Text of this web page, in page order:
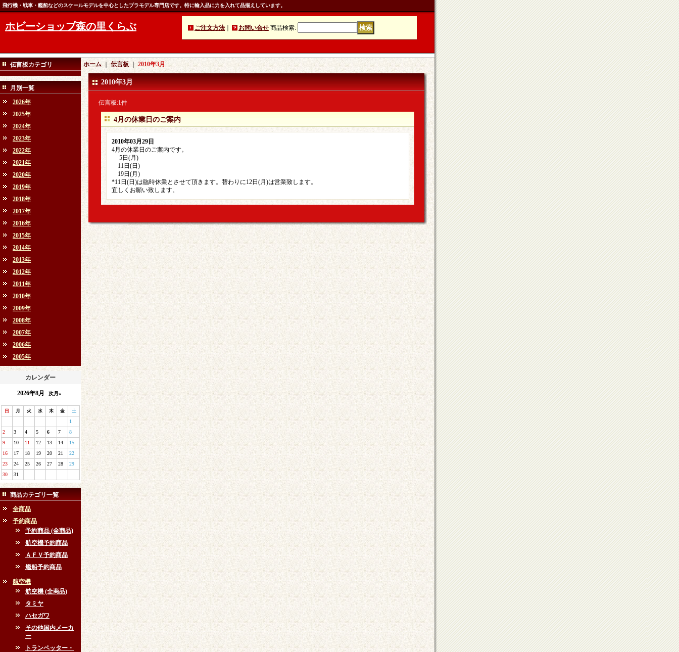
飛行機・戦車・艦船などのスケールモデルを中心としたプラモデル専門店です。特に輸入品に力を入れて品揃えしています。
ホビーショップ森の里くらぶ ご注文方法 お問い合せ 商品検索:
伝言板カテゴリ
月別一覧
2026年
2025年
2024年
2023年
2022年
2021年
2020年
2019年
2018年
2017年
2016年
2015年
2014年
2013年
2012年
2011年
2010年
2009年
2008年
2007年
2006年
2005年
カレンダー
2026年8月 次月»
日 月 火 水 木 金 土
1
2
3 4 5 6 7
8
9
10 11 12 13 14
15
16
17 18 19 20 21
22
23
24 25 26 27 28
29
30
31
商品カテゴリ一覧
全商品
予約商品
予約商品 (全商品)
航空機予約商品
ＡＦＶ予約商品
艦船予約商品
航空機
航空機 (全商品)
タミヤ
ハセガワ
その他国内メーカ
ー
トランペッター・
ホーム 伝言板 ｜2010年3月
2010年3月
伝言板:1件
4月の休業日のご案内
2010年03月29日
4月の休業日のご案内です。
5日(月)
11日(日)
19日(月)
*11日(日)は臨時休業とさせて頂きます。替わりに12日(月)は営業致します。
宜しくお願い致します。